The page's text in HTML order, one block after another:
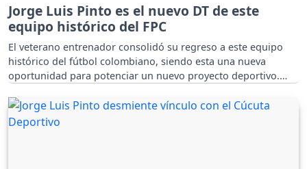
Jorge Luis Pinto es el nuevo DT de este
equipo histórico del FPC
El veterano entrenador consolidó su regreso a este equipo
histórico del fútbol colombiano, siendo esta una nueva
oportunidad para potenciar un nuevo proyecto deportivo.